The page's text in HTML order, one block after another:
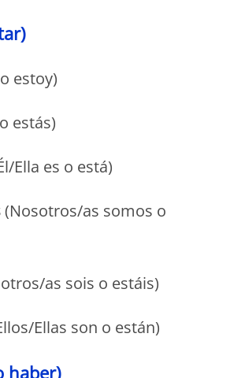
estoy)
estás)
Ella es o está)
(Nosotros/as somos o
as sois o estáis)
Ellas son o están)
haber)